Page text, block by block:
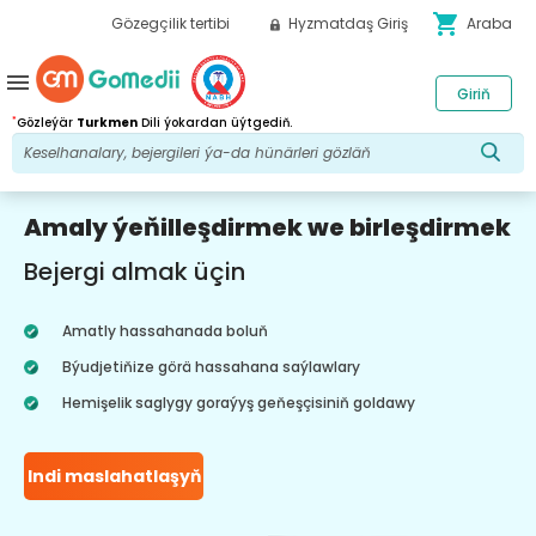
Gözegçilik tertibi Hyzmatdaş Giriş shopping_cart Araba
*Gözleýär Turkmen Dili ýokardan üýtgediň.
Giriň
menu
Amaly ýeňilleşdirmek we birleşdirmek
Bejergi almak üçin
Amatly hassahanada boluň
Býudjetiňize görä hassahana saýlawlary
Hemişelik saglygy goraýyş geňeşçisiniň goldawy
Indi maslahatlaşyň